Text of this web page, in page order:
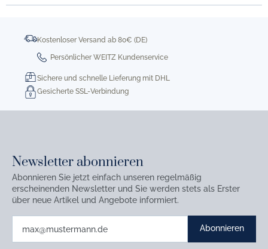
Kostenloser Versand ab 80€ (DE)
Persönlicher WEITZ Kundenservice
Sichere und schnelle Lieferung mit DHL
Gesicherte SSL-Verbindung
Newsletter abonnieren
Abonnieren Sie jetzt einfach unseren regelmäßig
erscheinenden Newsletter und Sie werden stets als Erster
über neue Artikel und Angebote informiert.
Abonnieren